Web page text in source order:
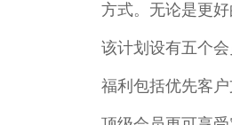
方式。无论是更
该计划设有五个
福利包括优先客